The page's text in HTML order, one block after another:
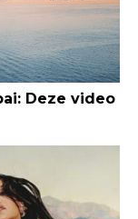
Deze video